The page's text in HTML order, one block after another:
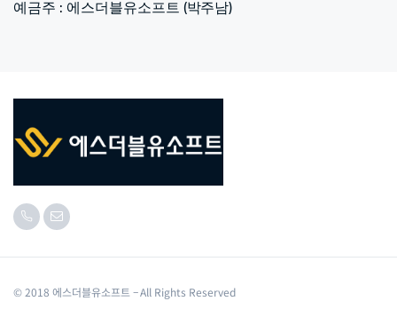
예금주 : 에스더블유소프트 (박주남)
© 2018 에스더블유소프트 – All Rights Reserved